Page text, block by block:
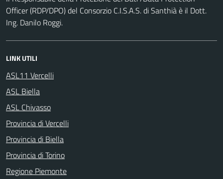
Officer (RDP/DPO) del Consorzio C.I.S.A.S. di Santhià è il Dott.
Ing. Danilo Roggi.
LINK UTILI
ASL11 Vercelli
ASL Biella
ASL Chivasso
Provincia di Vercelli
Provincia di Biella
Provincia di Torino
Regione Piemonte